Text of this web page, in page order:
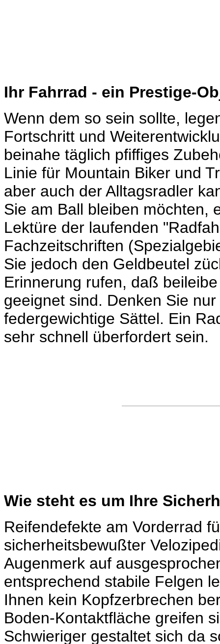
Ihr Fahrrad - ein Prestige-
Wenn dem so sein sollte,
Fortschritt und
beinahe täglich pfiffiges
Linie für Mountain Biker und
aber auch der Alltagsradler
Sie am Ball bleiben möchten,
Lektüre der laufenden
Fachzeitschriften
Sie jedoch den Geldbeutel
Erinnerung rufen, daß
geeignet sind. Denken Sie
federgewichtige Sättel. Ein
sehr schnell überfordert sein.
Wie steht es um Ihre
Reifendefekte am Vorderrad
sicherheitsbewußter
Augenmerk auf
entsprechend stabile Felgen
Ihnen kein Kopfzerbrechen
Boden-Kontaktfläche greifen
Schwieriger gestaltet sich da